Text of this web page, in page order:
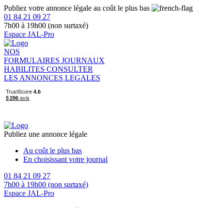
Publiez votre annonce légale au coût le plus bas
01 84 21 09 27
7h00 à 19h00 (non surtaxé)
Espace JAL-Pro
NOS
FORMULAIRES JOURNAUX
HABILITES CONSULTER
LES ANNONCES LEGALES
Publiez une annonce légale
Au coût le plus bas
En choisissant votre journal
01 84 21 09 27
7h00 à 19h00 (non surtaxé)
Espace JAL-Pro